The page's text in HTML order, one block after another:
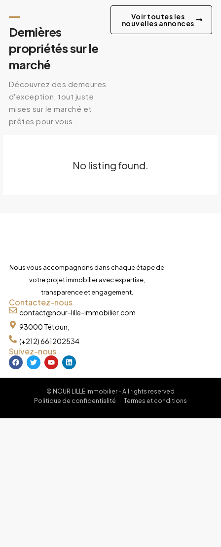
Dernières
propriétés sur le
marché
Découvrez des demeures
d'exception, tout juste
mises sur le marché et
prêtes pour vous.
Voir toutes les
nouvelles annonces
No listing found.
Nous vous accompagnons dans chaque étape de
votre projet immobilier avec expertise,
transparence et engagement.
Contactez-nous
contact@nour-lille-immobilier.com
93000 Tétoun,
(+212) 661202534
Suivez-nous
© NOUR LILLE Immobilier - All rights reserved
Politique de confidentialité
Termes et conditions